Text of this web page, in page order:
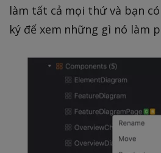
làm tất cả mọi thứ và bạn
ký để xem những gì nó làm